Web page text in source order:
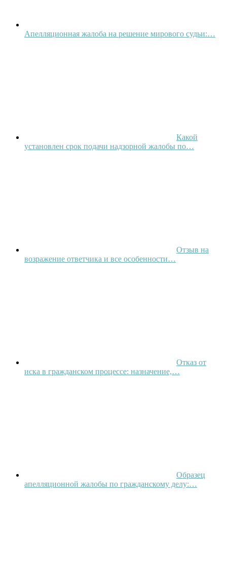
Апелляционная жалоба на решение мирового судьи:…
Какой
установлен срок подачи надзорной жалобы по…
Отзыв на
возражение ответчика и все особенности…
Отказ от
иска в гражданском процессе: назначение,…
Образец
апелляционной жалобы по гражданскому делу:…